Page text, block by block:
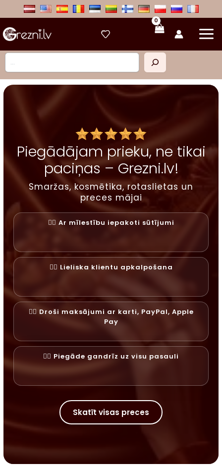
Meklēt
Piegādājam prieku, ne tikai
paciņas – Grezni.lv!
Smaržas, kosmētika, rotaslietas un
preces mājai
✓⃝ Ar mīlestību iepakoti sūtījumi
✓⃝ Lieliska klientu apkalpošana
✓⃝ Droši maksājumi ar karti, PayPal, Apple
Pay
✓⃝ Piegāde gandrīz uz visu pasauli
Skatīt visas preces